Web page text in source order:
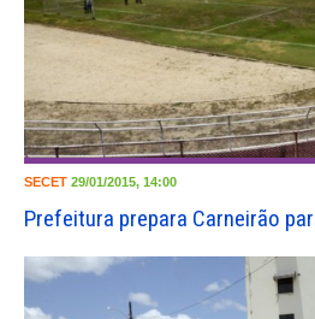
SECET 29/01/2015, 14:00
Prefeitura prepara Carneirão